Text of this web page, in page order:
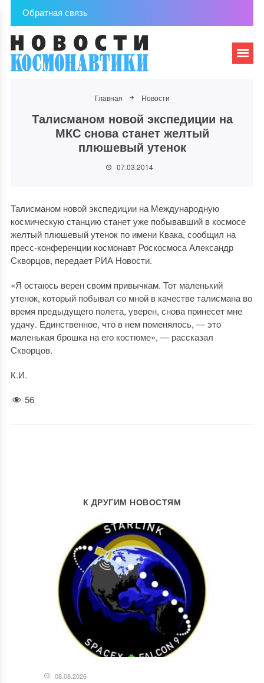
Обратная связь
Главная Новости
Талисманом новой экспедиции на
МКС снова станет желтый
плюшевый утенок
07.03.2014
Талисманом новой экспедиции на Международную
космическую станцию станет уже побывавший в космосе
желтый плюшевый утенок по имени Квака, сообщил на
пресс-конференции космонавт Роскосмоса Александр
Скворцов, передает РИА Новости.
«Я остаюсь верен своим привычкам. Тот маленький
утенок, который побывал со мной в качестве талисмана во
время предыдущего полета, уверен, снова принесет мне
удачу. Единственное, что в нем поменялось, — это
маленькая брошка на его костюме», — рассказал
Скворцов.
К.И.
56
К ДРУГИМ НОВОСТЯМ
08.08.2026